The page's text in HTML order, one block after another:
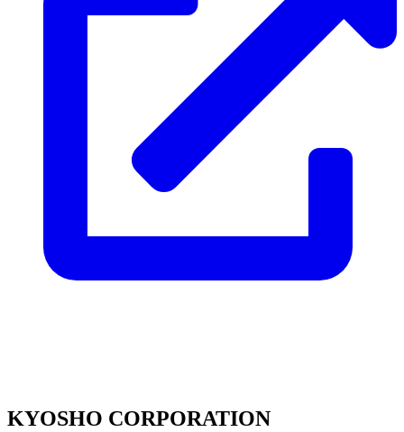
KYOSHO CORPORATION